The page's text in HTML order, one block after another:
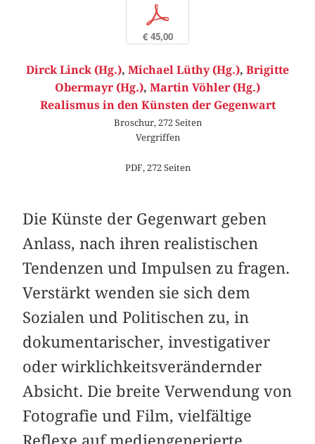
p
€ 45,00
Dirck Linck (Hg.), Michael Lüthy (Hg.), Brigitte
Obermayr (Hg.), Martin Vöhler (Hg.)
Realismus in den Künsten der Gegenwart
Broschur, 272 Seiten
Vergriffen
PDF, 272 Seiten
Die Künste der Gegenwart geben
Anlass, nach ihren realistischen
Tendenzen und Impulsen zu fragen.
Verstärkt wenden sie sich dem
Sozialen und Politischen zu, in
dokumentarischer, investigativer
oder wirklichkeitsverändernder
Absicht. Die breite Verwendung von
Fotografie und Film, vielfältige